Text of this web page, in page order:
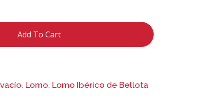
Add To Cart
, Lomo, Lomo Ibérico de Bellota